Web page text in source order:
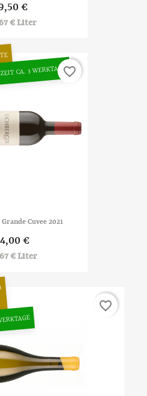
€
€ Liter
Cuvee 2021
€
€ Liter
CA. 3 WERKTAGEfavorite_border
favorite_border